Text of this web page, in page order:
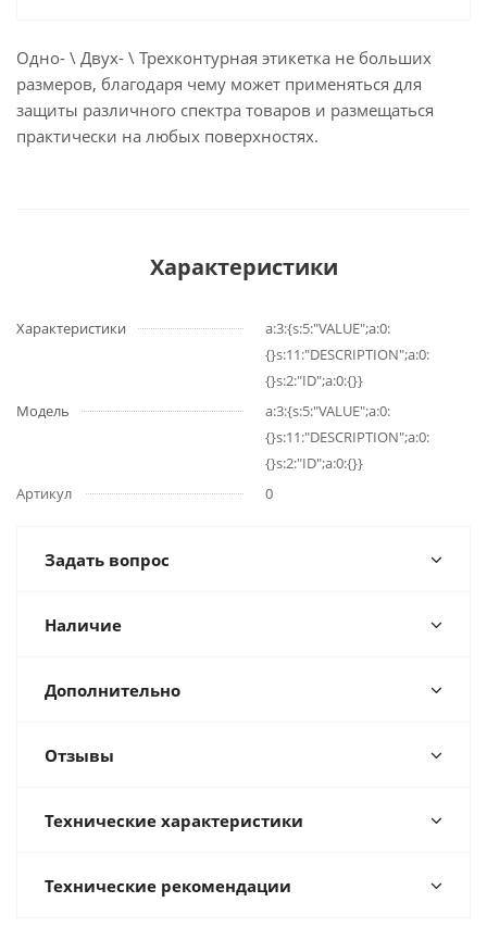
Одно- \ Двух- \ Трехконтурная этикетка не больших
размеров, благодаря чему может применяться для
защиты различного спектра товаров и размещаться
практически на любых поверхностях.
Характеристики
Характеристики
a:3:{s:5:"VALUE";a:0:
{}s:11:"DESCRIPTION";a:0:
{}s:2:"ID";a:0:{}}
Модель
a:3:{s:5:"VALUE";a:0:
{}s:11:"DESCRIPTION";a:0:
{}s:2:"ID";a:0:{}}
Артикул
0
Задать вопрос
Наличие
Дополнительно
Отзывы
Технические характеристики
Технические рекомендации